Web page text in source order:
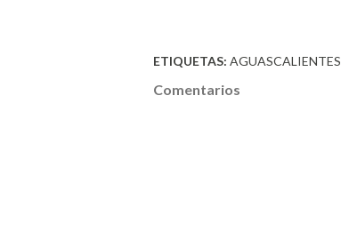
ETIQUETAS: AGUASCALIENTES
Comentarios